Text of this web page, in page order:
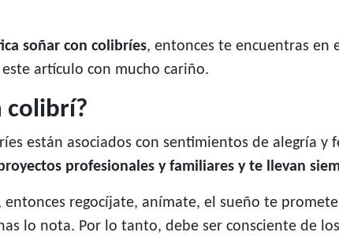
soñar con colibríes, entonces te encuentras en
artículo con mucho cariño.
colibrí?
están asociados con sentimientos de alegría y
profesionales y familiares y te llevan
regocíjate, anímate, el sueño te
lo nota. Por lo tanto, debe ser consciente de